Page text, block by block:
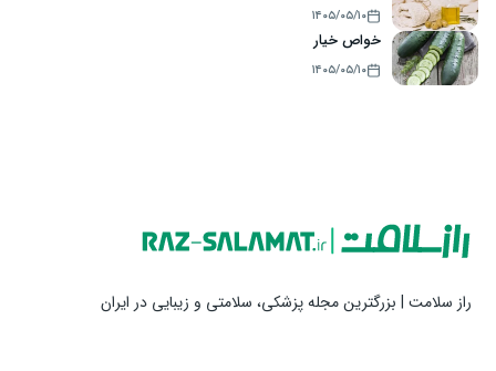
۱۴۰۵/۰۵/۱۰
خواص خیار
۱۴۰۵/۰۵/۱۰
راز سلامت | بزرگترین مجله پزشکی، سلامتی و زیبایی در ایران